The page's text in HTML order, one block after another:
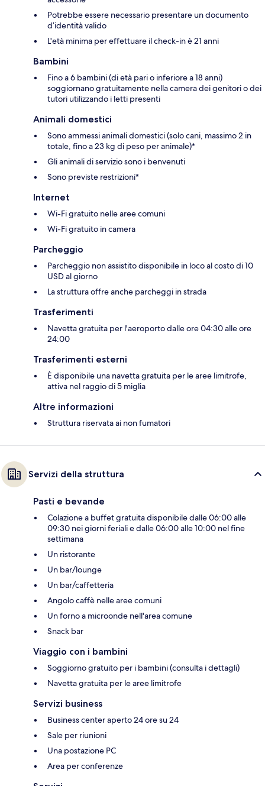
Potrebbe essere necessario presentare un documento
d’identità valido
L'età minima per effettuare il check-in è 21 anni
Bambini
Fino a 6 bambini (di età pari o inferiore a 18 anni)
soggiornano gratuitamente nella camera dei genitori o dei
tutori utilizzando i letti presenti
Animali domestici
Sono ammessi animali domestici (solo cani, massimo 2 in
totale, fino a 23 kg di peso per animale)*
Gli animali di servizio sono i benvenuti
Sono previste restrizioni*
Internet
Wi-Fi gratuito nelle aree comuni
Wi-Fi gratuito in camera
Parcheggio
Parcheggio non assistito disponibile in loco al costo di 10
USD al giorno
La struttura offre anche parcheggi in strada
Trasferimenti
Navetta gratuita per l'aeroporto dalle ore 04:30 alle ore
24:00
Trasferimenti esterni
È disponibile una navetta gratuita per le aree limitrofe,
attiva nel raggio di 5 miglia
Altre informazioni
Struttura riservata ai non fumatori
Servizi della struttura
Pasti e bevande
Colazione a buffet gratuita disponibile dalle 06:00 alle
09:30 nei giorni feriali e dalle 06:00 alle 10:00 nel fine
settimana
Un ristorante
Un bar/lounge
Un bar/caffetteria
Angolo caffè nelle aree comuni
Un forno a microonde nell'area comune
Snack bar
Viaggio con i bambini
Soggiorno gratuito per i bambini (consulta i dettagli)
Navetta gratuita per le aree limitrofe
Servizi business
Business center aperto 24 ore su 24
Sale per riunioni
Una postazione PC
Area per conferenze